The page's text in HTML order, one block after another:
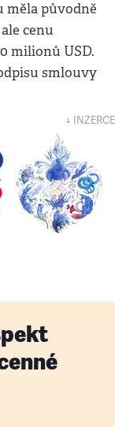
měla původně
cenu
milionů USD.
smlouvy
↓ INZERCE